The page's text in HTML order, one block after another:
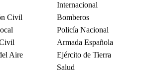
Internacional
Civil
Bomberos
Policía Nacional
Armada Española
Aire
Ejército de Tierra
Salud